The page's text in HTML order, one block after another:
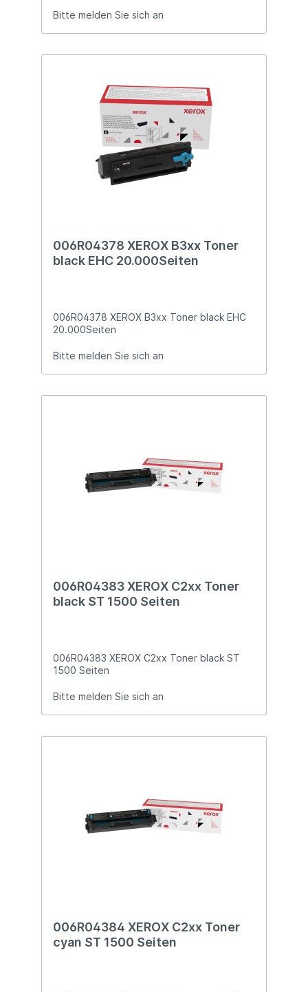
Bitte melden Sie sich an
006R04378 XEROX B3xx Toner
black EHC 20.000Seiten
006R04378 XEROX B3xx Toner black EHC
20.000Seiten
Bitte melden Sie sich an
006R04383 XEROX C2xx Toner
black ST 1500 Seiten
006R04383 XEROX C2xx Toner black ST
1500 Seiten
Bitte melden Sie sich an
006R04384 XEROX C2xx Toner
cyan ST 1500 Seiten